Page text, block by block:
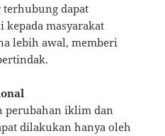
terhubung dapat
masyarakat
lebih awal, memberi
perubahan iklim dan
dilakukan hanya oleh